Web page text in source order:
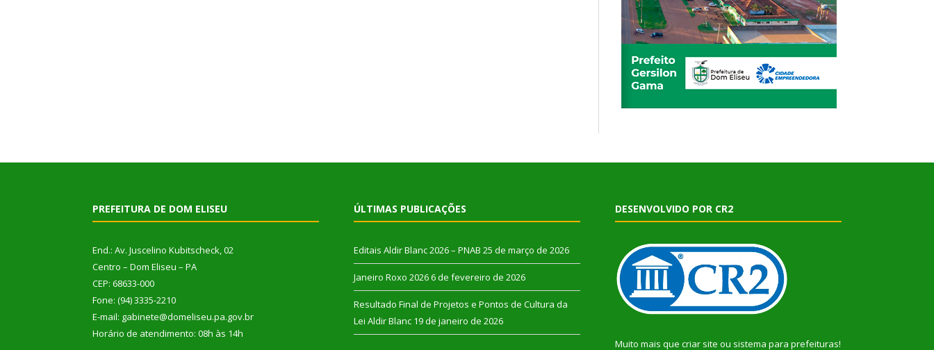
PREFEITURA DE DOM ELISEU
End.: Av. Juscelino Kubitscheck, 02
Centro – Dom Eliseu – PA
CEP: 68633-000
Fone: (94) 3335-2210
E-mail: gabinete@domeliseu.pa.gov.br
Horário de atendimento: 08h às 14h
ÚLTIMAS PUBLICAÇÕES
Editais Aldir Blanc 2026 – PNAB 25 de março de 2026
Janeiro Roxo 2026 6 de fevereiro de 2026
Resultado Final de Projetos e Pontos de Cultura da
Lei Aldir Blanc 19 de janeiro de 2026
DESENVOLVIDO POR CR2
Muito mais que criar site ou sistema para prefeituras!